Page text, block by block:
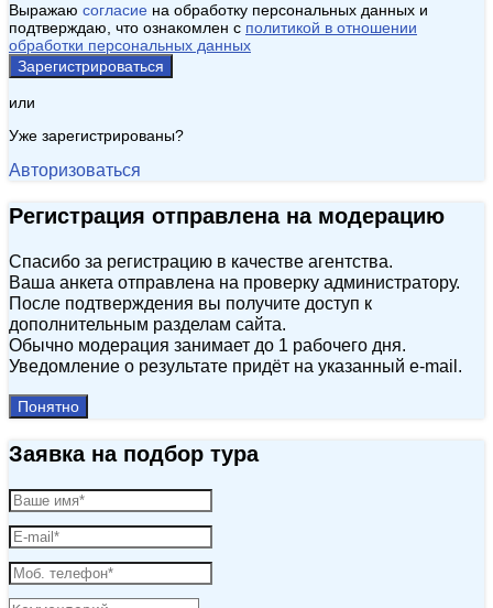
Выражаю согласие на обработку персональных данных и
подтверждаю, что ознакомлен с политикой в отношении
обработки персональных данных
Зарегистрироваться
или
Уже зарегистрированы?
Авторизоваться
Регистрация отправлена на модерацию
Спасибо за регистрацию в качестве агентства.
Ваша анкета отправлена на проверку администратору.
После подтверждения вы получите доступ к
дополнительным разделам сайта.
Обычно модерация занимает до 1 рабочего дня.
Уведомление о результате придёт на указанный e‑mail.
Понятно
Заявка на подбор тура